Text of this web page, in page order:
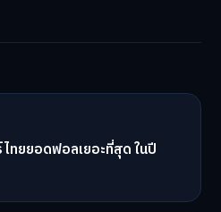
ทยยอดฟอลเยอะที่สุด ในปี